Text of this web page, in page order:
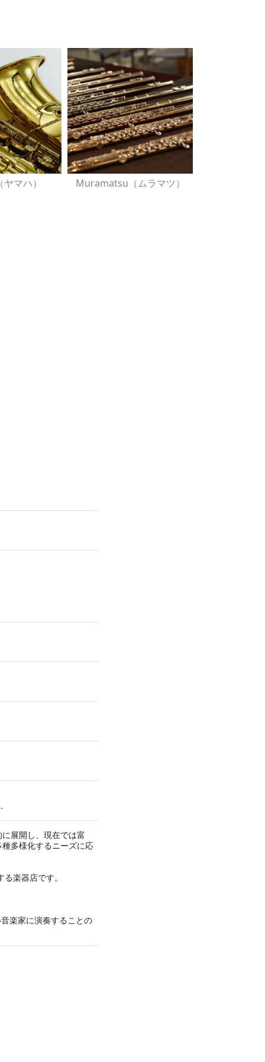
マハ） Muramatsu（ムラマツ）
展開し、現在では富
多様化するニーズに応
楽器店です。
楽家に演奏することの